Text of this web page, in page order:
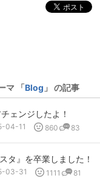
ポスト
マ 「Blog 」 の記事
ェンジしたよ！
04-11 860 83
スタ』を卒業しました！
03-31 1111 81